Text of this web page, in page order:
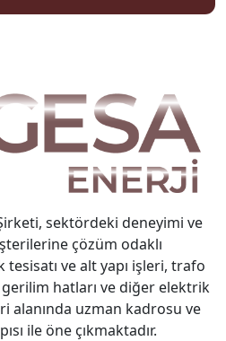
sektördeki deneyimi ve
çözüm odaklı
tesisatı ve alt yapı işleri, trafo
hatları ve diğer elektrik
alanında uzman kadrosu ve
ile öne çıkmaktadır.